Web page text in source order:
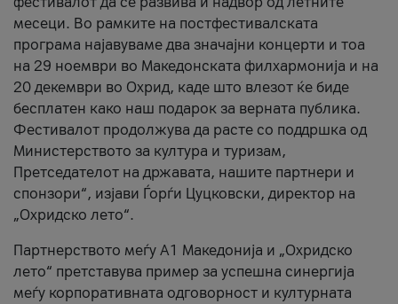
месеци. Во рамките на постфестивалската
програма најавуваме два значајни концерти и тоа
на 29 ноември во Македонската филхармонија и на
20 декември во Охрид, каде што влезот ќе биде
бесплатен како наш подарок за верната публика.
Фестивалот продолжува да расте со поддршка од
Министерството за култура и туризам,
Претседателот на државата, нашите партнери и
спонзори“, изјави Ѓорѓи Цуцковски, директор на
„Охридско лето“.
Партнерството меѓу A1 Македонија и „Охридско
лето“ претставува пример за успешна синергија
меѓу корпоративната одговорност и културната